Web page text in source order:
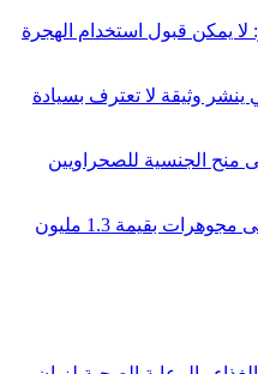
لا يمكن قبول استخدام الهجرة
ينشر وثيقة لا تعترف بسيادة
منح الجنسية للصحراويين
ثاباتيرو يؤكد أمام القضاء حصوله على مجوهرات بقيمة 1.3 مليون